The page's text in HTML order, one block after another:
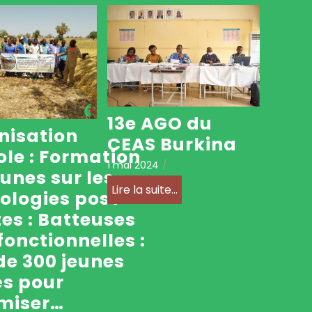
: Formation
sur les
post
: Batteuses
:
300 jeunes
pour
13e AGO du
CEAS Burkina
1 mai 2024 /
Lire la suite...